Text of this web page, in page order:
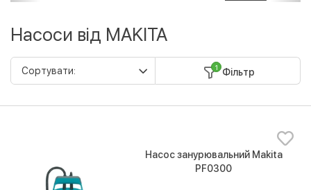
Насоси від MAKITA
1 Фільтр
Насос занурювальний Makita
PF0300